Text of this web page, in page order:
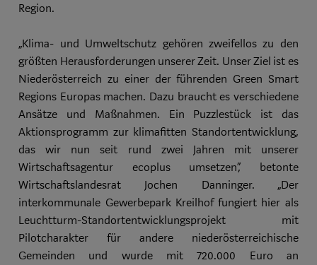
Region.
„Klima- und Umweltschutz gehören zweifellos zu den
größten Herausforderungen unserer Zeit. Unser Ziel ist es
Niederösterreich zu einer der führenden Green Smart
Regions Europas machen. Dazu braucht es verschiedene
Ansätze und Maßnahmen. Ein Puzzlestück ist das
Aktionsprogramm zur klimafitten Standortentwicklung,
das wir nun seit rund zwei Jahren mit unserer
Wirtschaftsagentur ecoplus umsetzen“, betonte
Wirtschaftslandesrat Jochen Danninger. „Der
interkommunale Gewerbepark Kreilhof fungiert hier als
Leuchtturm-Standortentwicklungsprojekt mit
Pilotcharakter für andere niederösterreichische
Gemeinden und wurde mit 720.000 Euro an